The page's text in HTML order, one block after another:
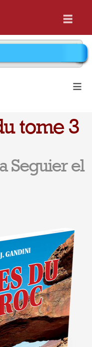
≡
tome 3
Seguier el